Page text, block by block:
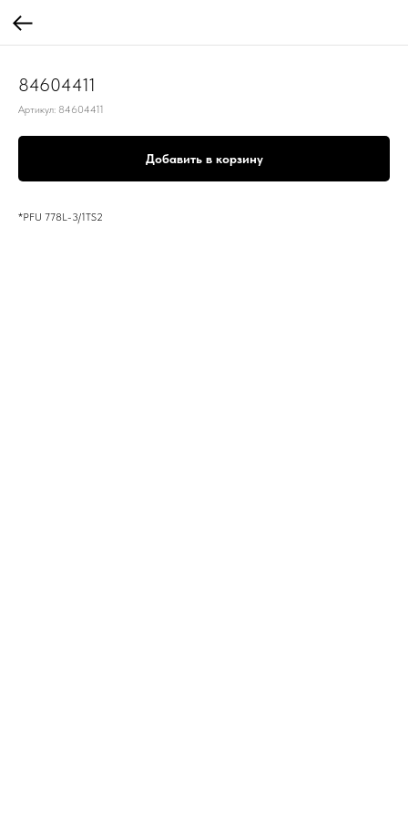
84604411
Артикул: 84604411
Добавить в корзину
*PFU 778L-3/1TS2